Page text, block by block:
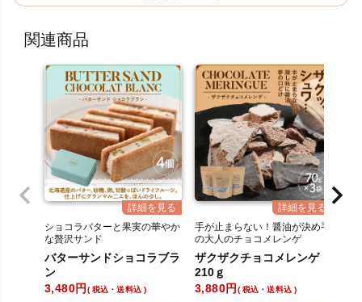
関連商品
ショコラバターと果実の華やか
な贅沢サンド
バターサンドショコラブラ
ン
3,480 税込・送料込
手が止まらない！醤油が決め手
の大人のチョコメレンゲ
ザクザクチョコメレンゲ
210ｇ
3,880 税込・送料込